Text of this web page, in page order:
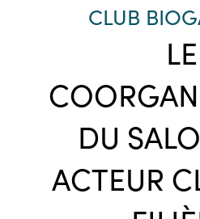
CLUB
LE
DU
ACTEUR